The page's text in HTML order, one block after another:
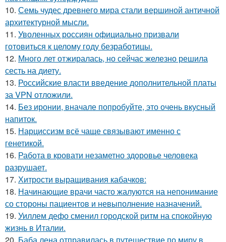
10. Семь чудес древнего мира стали вершиной античной
архитектурной мысли.
11. Уволенных россиян официально призвали
готовиться к целому году безработицы.
12. Много лет отжиралась, но сейчас железно решила
сесть на диету.
13. Российские власти введение дополнительной платы
за VPN отложили.
14. Без иронии, вначале попробуйте, это очень вкусный
напиток.
15. Нарциссизм всё чаще связывают именно с
генетикой.
16. Работа в кровати незаметно здоровье человека
разрушает.
17. Хитрости выращивания кабачков:
18. Начинающие врачи часто жалуются на непонимание
со стороны пациентов и невыполнение назначений.
19. Уиллем дефо сменил городской ритм на спокойную
жизнь в Италии.